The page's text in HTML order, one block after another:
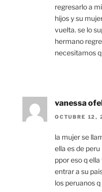
regresarlo a
hijos y su
vuelta. se lo
hermano
necesitamos
vanessa
OCTUBRE 12,
la mujer se
ella es de
ppor eso q
entrar a su
los peruanos